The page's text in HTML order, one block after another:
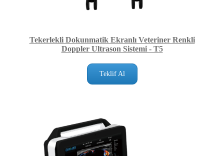
Tekerlekli Dokunmatik Ekranlı Veteriner Renkli
Doppler Ultrason Sistemi - T5
Teklif Al